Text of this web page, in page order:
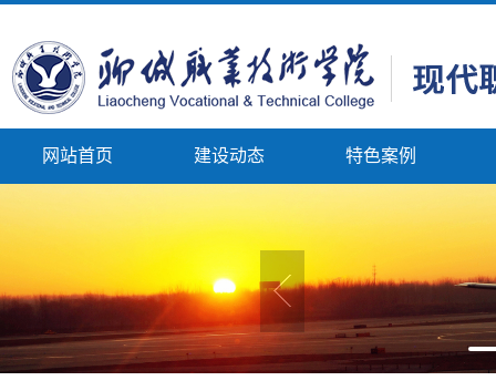
网站首页 建设动态 特色案例